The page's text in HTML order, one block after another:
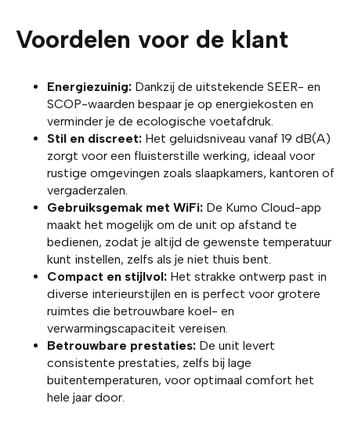
Voordelen voor de klant
Energiezuinig: Dankzij de uitstekende SEER- en
SCOP-waarden bespaar je op energiekosten en
verminder je de ecologische voetafdruk.
Stil en discreet: Het geluidsniveau vanaf 19 dB(A)
zorgt voor een fluisterstille werking, ideaal voor
rustige omgevingen zoals slaapkamers, kantoren of
vergaderzalen.
Gebruiksgemak met WiFi: De Kumo Cloud-app
maakt het mogelijk om de unit op afstand te
bedienen, zodat je altijd de gewenste temperatuur
kunt instellen, zelfs als je niet thuis bent.
Compact en stijlvol: Het strakke ontwerp past in
diverse interieurstijlen en is perfect voor grotere
ruimtes die betrouwbare koel- en
verwarmingscapaciteit vereisen.
Betrouwbare prestaties: De unit levert
consistente prestaties, zelfs bij lage
buitentemperaturen, voor optimaal comfort het
hele jaar door.